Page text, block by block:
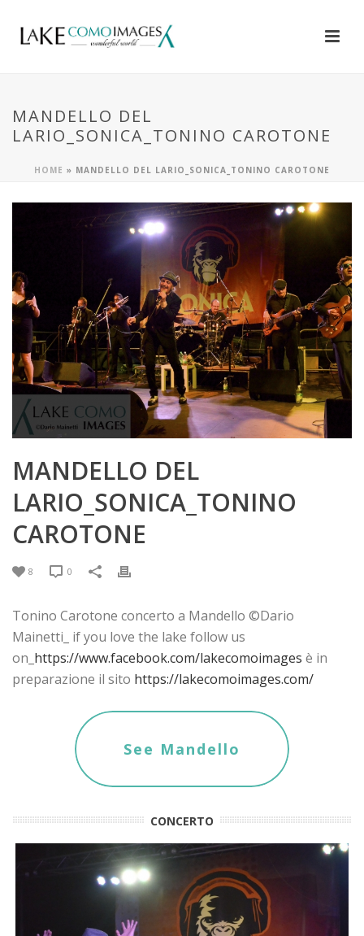
MANDELLO DEL
LARIO_SONICA_TONINO CAROTONE
HOME » MANDELLO DEL LARIO_SONICA_TONINO CAROTONE
MANDELLO DEL
LARIO_SONICA_TONINO
CAROTONE
8 0
Tonino Carotone concerto a Mandello ©Dario
Mainetti_ if you love the lake follow us
on_ https://www.facebook.com/lakecomoimages è in
preparazione il sito https://lakecomoimages.com/
See Mandello
CONCERTO